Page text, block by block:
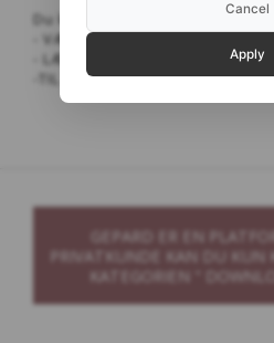
Du kan købe opskrifter som
- VÆLG de ønskede opskrift
- LÆG I KURV
-TIL KASSEN - til nem og
GEPARD ER EN
PRIVATKUNDE KAN DU KUN
KATEGORIEN "
Cancel
Apply